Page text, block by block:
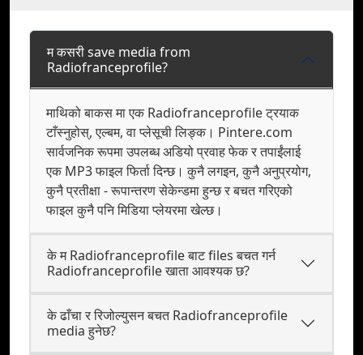
म कसरी save media from
Radiofranceprofile?
माथिको बाकस मा एक Radiofranceprofile ट्रयाक
टाँस्नुहोस्, एल्बम, वा प्लेसूची लिङ्क। Pintere.com
सार्वजनिक रूपमा उपलब्ध अडियो प्रवाह फेक र तपाईंलाई
एक MP3 फाइल फिर्ता दिन्छ। कुनै लगइन, कुनै अनुप्रयोग,
कुनै प्रतीक्षा - रूपान्तरण सेकेन्डमा हुन्छ र बचत गरिएको
फाइल कुनै पनि मिडिया प्लेयरमा खेल्छ।
के म Radiofranceprofile बाट files बचत गर्न
Radiofranceprofile खाता आवश्यक छ?
के ढाँचा र रिजोल्युसन बचत Radiofranceprofile
media हुनेछ?